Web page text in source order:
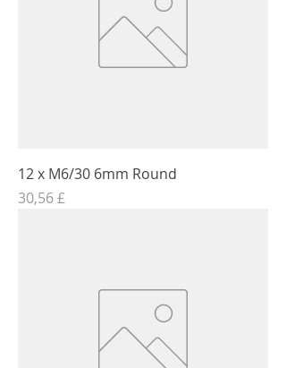
12 x M6/30 6mm Round
Τιμή
30,56 £